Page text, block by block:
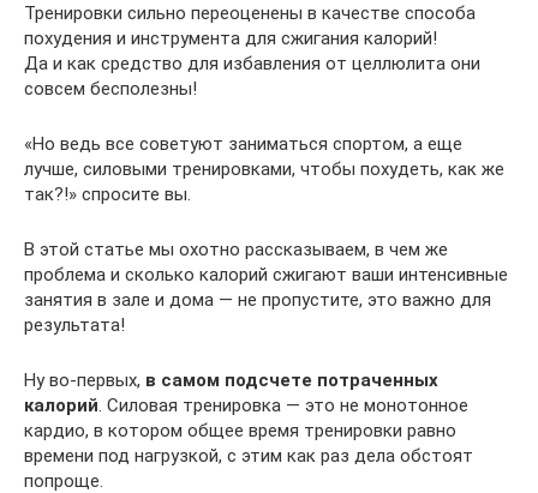
Тренировки сильно переоценены в качестве способа
похудения и инструмента для сжигания калорий!
Да и как средство для избавления от целлюлита они
совсем бесполезны!
«Но ведь все советуют заниматься спортом, а еще
лучше, силовыми тренировками, чтобы похудеть, как же
так?!» спросите вы.
В этой статье мы охотно рассказываем, в чем же
проблема и сколько калорий сжигают ваши интенсивные
занятия в зале и дома — не пропустите, это важно для
результата!
Ну во-первых, в самом подсчете потраченных
калорий. Силовая тренировка — это не монотонное
кардио, в котором общее время тренировки равно
времени под нагрузкой, с этим как раз дела обстоят
попроще.